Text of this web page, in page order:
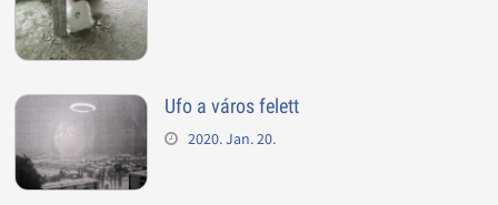
Ufo a város felett
2020. Jan. 20.